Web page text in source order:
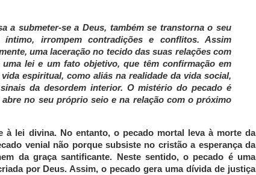
a submeter-se a Deus, também se transtorna o seu
irrompem contradições e conflitos. Assim
uma laceração no tecido das suas relações com
lei e um fato objetivo, que têm confirmação em
espiritual, como aliás na realidade da vida social,
da desordem interior. O mistério do pecado é
no seu próprio seio e na relação com o próximo
à lei divina. No entanto, o pecado mortal leva à morte da
venial não porque subsiste no cristão a esperança da
da graça santificante. Neste sentido, o pecado é uma
por Deus. Assim, o pecado gera uma dívida de justiça